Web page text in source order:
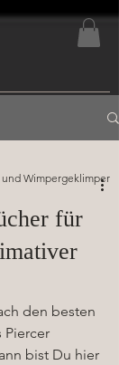
für
Wimpergeklimper
den besten
Piercer
bist Du hier